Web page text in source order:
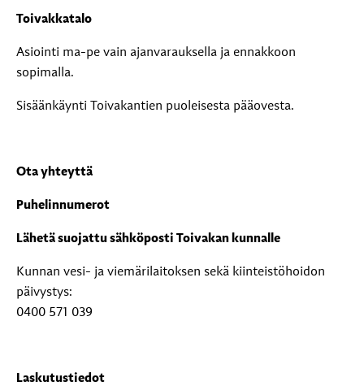
Toivakkatalo
Asiointi ma-pe vain ajanvarauksella ja ennakkoon
sopimalla.
Sisäänkäynti Toivakantien puoleisesta pääovesta.
Ota yhteyttä
Puhelinnumerot
Lähetä suojattu sähköposti Toivakan kunnalle
Kunnan vesi- ja viemärilaitoksen sekä kiinteistöhoidon
päivystys:
0400 571 039
Laskutustiedot